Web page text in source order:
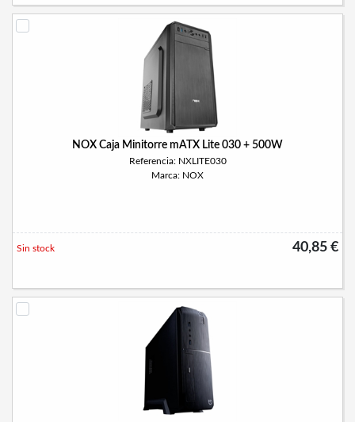
NOX Caja Minitorre mATX Lite 030 + 500W
Referencia: NXLITE030
Marca: NOX
40,85 €
Sin stock